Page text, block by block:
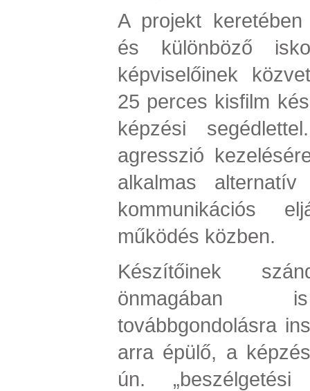
A projekt
és különböző
képviselőinek
25 perces kisfilm
képzési
agresszió
alkalmas
kommunikációs
működés közben.
Készítőinek
önmagában
továbbgondolásra
arra épülő, a
ún. „beszélgetési